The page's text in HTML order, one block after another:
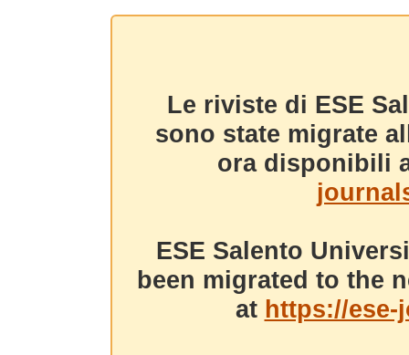
Le riviste di ESE
sono state migrate
ora disponibili
ESE Salento
been migrated to the
at https://